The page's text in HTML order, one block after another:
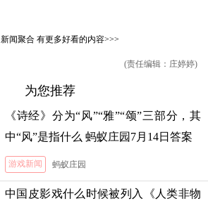
新闻聚合有更多好看的内容>>>
(责任编辑：庄婷婷)
为您推荐
《诗经》分为“风”“雅”“颂”三部分，其
中“风”是指什么 蚂蚁庄园7月14日答案
游戏新闻 蚂蚁庄园
中国皮影戏什么时候被列入《人类非物